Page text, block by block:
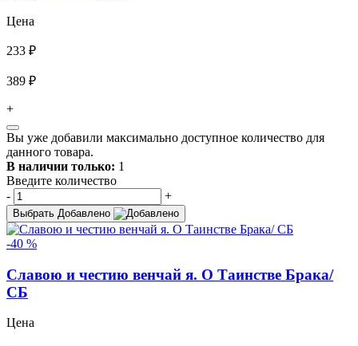
Цена
233 ₽
389 ₽
+
Вы уже добавили максимально доступное количество для
данного товара.
В наличии только: 1
Введите количество
-
+
Выбрать Добавлено
-40 %
Славою и честию венчай я. О Таинстве Брака/
СБ
Цена